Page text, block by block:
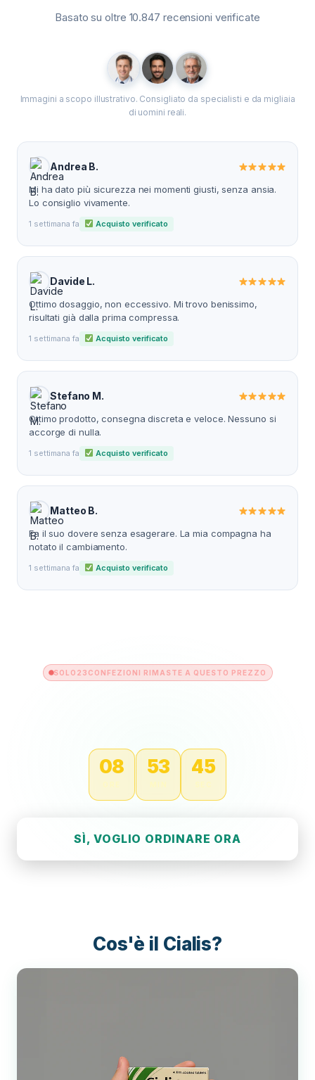
Basato su oltre 10.847 recensioni verificate
Immagini a scopo illustrativo. Consigliato da specialisti e da migliaia
di uomini reali.
Andrea B.
Mi ha dato più sicurezza nei momenti giusti, senza ansia.
Lo consiglio vivamente.
1 settimana fa Acquisto verificato
Davide L.
Ottimo dosaggio, non eccessivo. Mi trovo benissimo,
risultati già dalla prima compressa.
1 settimana fa Acquisto verificato
Stefano M.
Ottimo prodotto, consegna discreta e veloce. Nessuno si
accorge di nulla.
1 settimana fa Acquisto verificato
Matteo B.
Fa il suo dovere senza esagerare. La mia compagna ha
notato il cambiamento.
1 settimana fa Acquisto verificato
SOLO 23 CONFEZIONI RIMASTE A QUESTO PREZZO
08 53 44
SÌ, VOGLIO ORDINARE ORA
Cos'è il Cialis?